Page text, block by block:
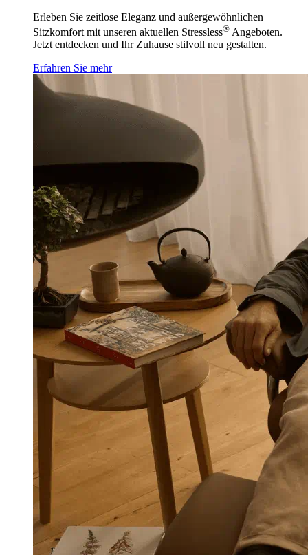
Erleben Sie zeitlose Eleganz und außergewöhnlichen
Sitzkomfort mit unseren aktuellen Stressless® Angeboten.
Jetzt entdecken und Ihr Zuhause stilvoll neu gestalten.
Erfahren Sie mehr